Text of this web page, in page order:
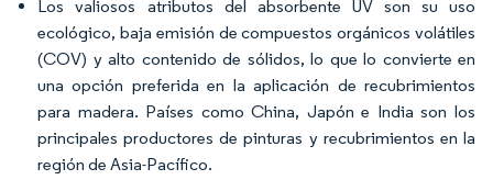
Los valiosos atributos del absorbente UV son su uso
ecológico, baja emisión de compuestos orgánicos volátiles
(COV) y alto contenido de sólidos, lo que lo convierte en
una opción preferida en la aplicación de recubrimientos
para madera. Países como China, Japón e India son los
principales productores de pinturas y recubrimientos en la
región de Asia-Pacífico.